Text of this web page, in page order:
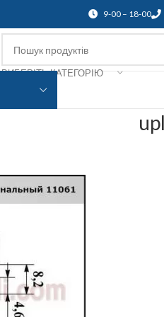
9-00 – 18-00
ВИБЕРІТЬ КАТЕГОРІЮ